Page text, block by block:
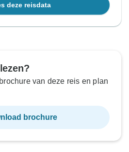
deze reisdata
van deze reis en plan
brochure